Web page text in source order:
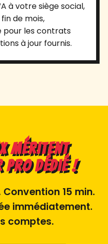
à votre siège social,
de mois,
pour les contrats
à jour fournis.
méritent
dédié !
15 min.
immédiatement.
comptes.